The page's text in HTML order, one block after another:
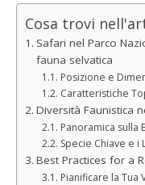
Cosa trovi
Safari nel Parco
fauna selvatica
Posizione e
Caratteristiche
Diversità Faunistica
Panoramica sulla
Specie Chiave e i
Best Practices for a
Pianificare la Tua